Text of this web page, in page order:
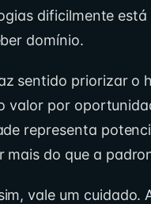
dificilmente
domínio.
sentido priorizar o
valor por
representa
mais do que a
vale um cuidado.